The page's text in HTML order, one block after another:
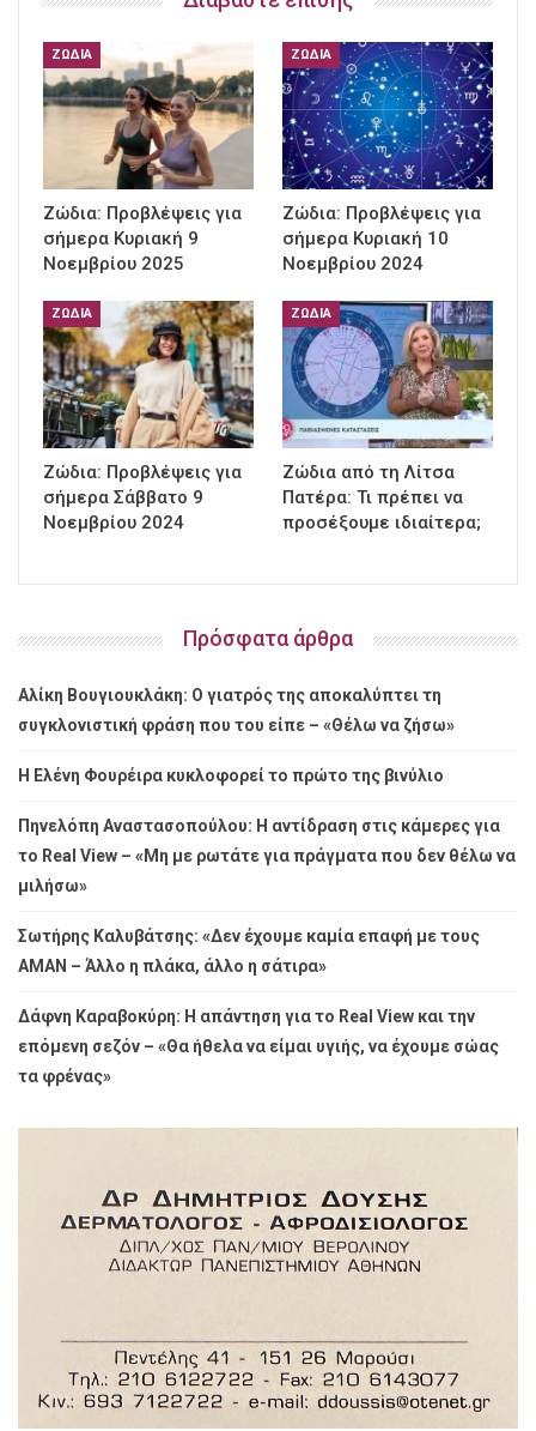
ΖΏΔΙΑ
Ζώδια: Προβλέψεις για
σήμερα Κυριακή 9
Νοεμβρίου 2025
ΖΏΔΙΑ
Ζώδια: Προβλέψεις για
σήμερα Κυριακή 10
Νοεμβρίου 2024
ΖΏΔΙΑ
Ζώδια: Προβλέψεις για
σήμερα Σάββατο 9
Νοεμβρίου 2024
ΖΏΔΙΑ
Ζώδια από τη Λίτσα
Πατέρα: Τι πρέπει να
προσέξουμε ιδιαίτερα;
Πρόσφατα άρθρα
Αλίκη Βουγιουκλάκη: Ο γιατρός της αποκαλύπτει τη
συγκλονιστική φράση που του είπε – «Θέλω να ζήσω»
Η Ελένη Φουρέιρα κυκλοφορεί το πρώτο της βινύλιο
Πηνελόπη Αναστασοπούλου: Η αντίδραση στις κάμερες για
το Real View – «Μη με ρωτάτε για πράγματα που δεν θέλω να
μιλήσω»
Σωτήρης Καλυβάτσης: «Δεν έχουμε καμία επαφή με τους
ΑΜΑΝ – Άλλο η πλάκα, άλλο η σάτιρα»
Δάφνη Καραβοκύρη: Η απάντηση για το Real View και την
επόμενη σεζόν – «Θα ήθελα να είμαι υγιής, να έχουμε σώας
τα φρένας»